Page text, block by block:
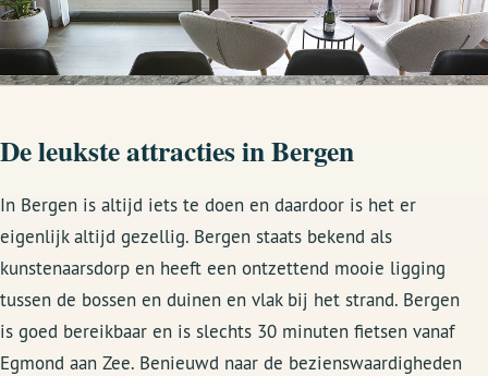
De leukste attracties in Bergen
In Bergen is altijd iets te doen en daardoor is het er
eigenlijk altijd gezellig. Bergen staats bekend als
kunstenaarsdorp en heeft een ontzettend mooie ligging
tussen de bossen en duinen en vlak bij het strand. Bergen
is goed bereikbaar en is slechts 30 minuten fietsen vanaf
Egmond aan Zee. Benieuwd naar de bezienswaardigheden